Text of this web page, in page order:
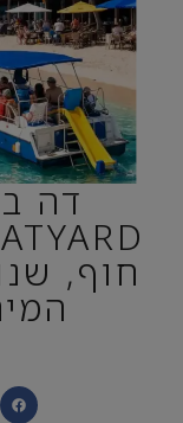
חוף,